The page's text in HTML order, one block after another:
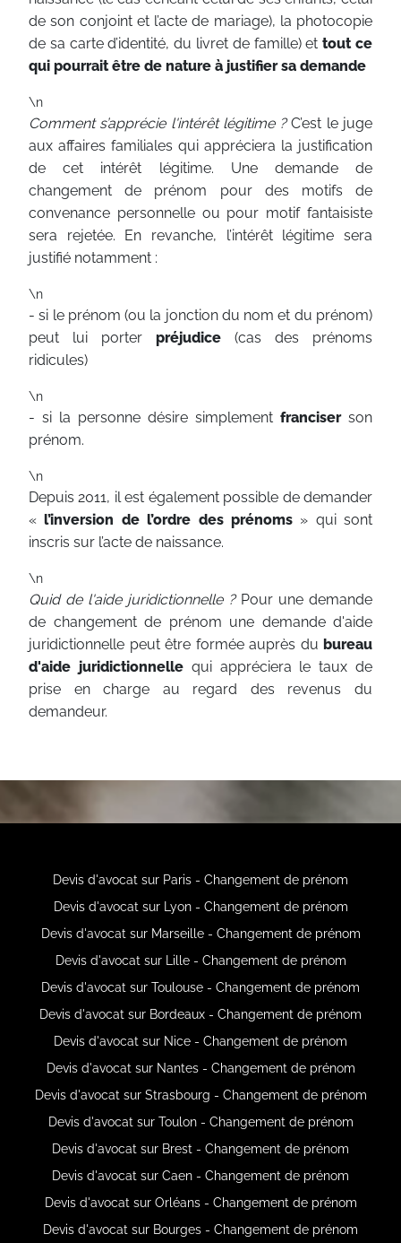
de son conjoint et l’acte de mariage), la photocopie
de sa carte d’identité, du livret de famille) ettout ce
qui pourrait être de nature à justifier sa demande
\n
Comment s’apprécie l'intérêt légitime ?C’est le juge
aux affaires familiales qui appréciera la justification
de cet intérêt légitime. Une demande de
changement de prénom pour des motifs de
convenance personnelle ou pour motif fantaisiste
sera rejetée. En revanche, l’intérêt légitime sera
justifié notamment :
\n
- si le prénom (ou la jonction du nom et du prénom)
peut lui porter préjudice (cas des prénoms
ridicules)
\n
- si la personne désire simplement franciserson
prénom.
\n
Depuis 2011, il est également possible de demander
«l’inversion de l’ordre des prénoms» qui sont
inscris sur l’acte de naissance.
\n
Quid de l'aide juridictionnelle ?Pour une demande
de changement de prénom une demande d'aide
juridictionnelle peut être formée auprès du bureau
d'aide juridictionnellequi appréciera le taux de
prise en charge au regard des revenus du
demandeur.
Devis d'avocat sur Paris - Changement de prénom
Devis d'avocat sur Lyon - Changement de prénom
Devis d'avocat sur Marseille - Changement de prénom
Devis d'avocat sur Lille - Changement de prénom
Devis d'avocat sur Toulouse - Changement de prénom
Devis d'avocat sur Bordeaux - Changement de prénom
Devis d'avocat sur Nice - Changement de prénom
Devis d'avocat sur Nantes - Changement de prénom
Devis d'avocat sur Strasbourg - Changement de prénom
Devis d'avocat sur Toulon - Changement de prénom
Devis d'avocat sur Brest - Changement de prénom
Devis d'avocat sur Caen - Changement de prénom
Devis d'avocat sur Orléans - Changement de prénom
Devis d'avocat sur Bourges - Changement de prénom